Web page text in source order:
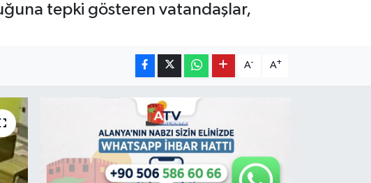
tepki gösteren vatandaşlar,
A- A+